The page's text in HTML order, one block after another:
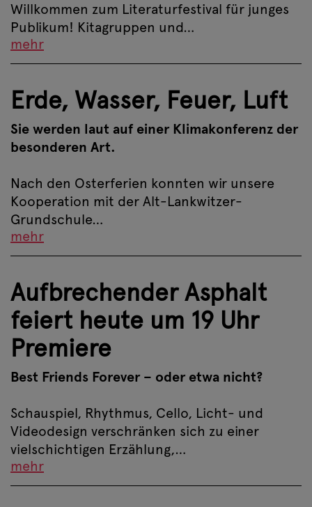
Willkommen zum Literaturfestival für junges
Publikum! Kitagruppen und…
mehr
Erde, Wasser, Feuer, Luft
Sie werden laut auf einer Klimakonferenz der
besonderen Art.
Nach den Osterferien konnten wir unsere
Kooperation mit der Alt-Lankwitzer-
Grundschule…
mehr
Aufbrechender Asphalt
feiert heute um 19 Uhr
Premiere
Best Friends Forever – oder etwa nicht?
Schauspiel, Rhythmus, Cello, Licht- und
Videodesign verschränken sich zu einer
vielschichtigen Erzählung,…
mehr